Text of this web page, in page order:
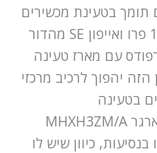
תומך בטעינת מכשירים
עם טכנולוגיית Qi, כולל אייפון 11 פרו ואייפון SE מהדור
עם מארז טעינה
יהפוך לרכיב מרכזי
בטעינה
אלחוטית.המטען אפל מגסייפ צ'ארגר MHXH3ZM/A
כיוון שיש לו